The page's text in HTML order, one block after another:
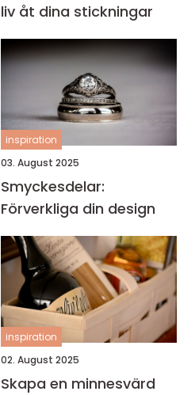
liv åt dina stickningar
inspiration
03. August 2025
Smyckesdelar:
Förverkliga din design
inspiration
02. August 2025
Skapa en minnesvärd